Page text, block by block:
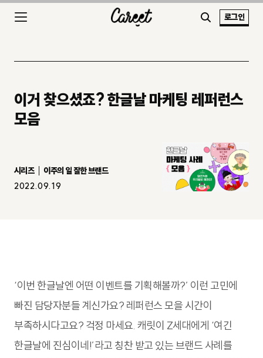
로그인
이거 찾으셨죠? 한글날 마케팅 레퍼런스
모음
시리즈
이주의 일 잘한 브랜드
2022.09.19
‘이번 한글날엔 어떤 이벤트를 기획해볼까?’ 이런 고민에
빠진 담당자분들 계신가요? 레퍼런스 모을 시간이
부족하시다고요? 걱정 마세요. 캐릿이 Z세대에게 ‘여긴
한글날에 진심이네!’라고 칭찬 받고 있는 브랜드 사례를